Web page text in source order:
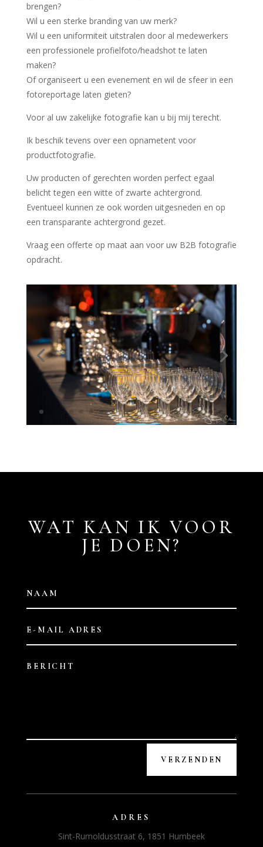
brengen?
Wil u een sterke branding van uw merk?
Wil u een uniformiteit uitstralen door al medewerkers
een professionele profielfoto/headshot te laten
maken?
Of organiseert u een evenement en wil de sfeer in een
fotoreportage laten gieten?
Voor al uw zakelijke fotografie kan u bij mij terecht.
Ik beschik tevens over een opnametent voor
productfotografie.
Uw producten of gerechten worden perfect egaal
belicht tegen een witte of zwarte achtergrond.
Eventueel kunnen ze ook worden uitgesneden en op
een transparante achtergrond gezet.
Vraag een offerte op maat aan voor uw B2B fotografie
opdracht.
WAT KAN IK VOOR
JE DOEN?
VERZENDEN
ADRES
Sint-Rumoldusstraat 6, 1851 Humbeek